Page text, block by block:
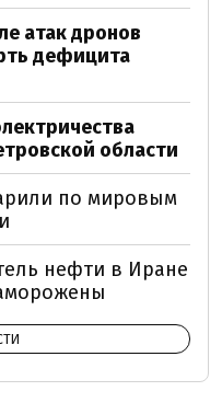
атак дронов
дефицита
области
по мировым
нефти в Иране